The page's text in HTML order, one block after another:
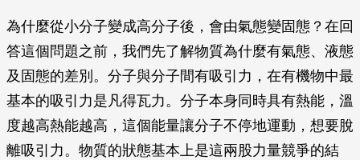
為什麼從小分子變成高分子後，會由氣態變固態？在回
答這個問題之前，我們先了解物質為什麼有氣態、液態
及固態的差別。分子與分子間有吸引力，在有機物中最
基本的吸引力是凡得瓦力。分子本身同時具有熱能，溫
度越高熱能越高，這個能量讓分子不停地運動，想要脫
離吸引力。物質的狀態基本上是這兩股力量競爭的結